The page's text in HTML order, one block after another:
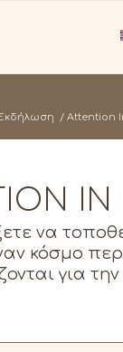
/ Attention
IN
να
κόσμο
για